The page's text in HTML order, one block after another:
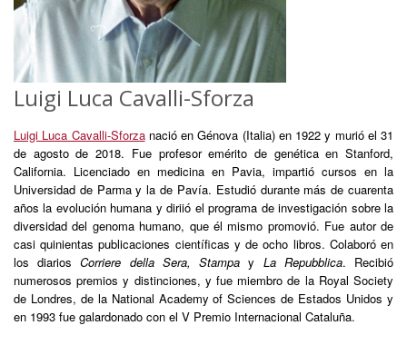
Luigi Luca Cavalli-Sforza
Luigi Luca Cavalli-Sforzanació en Génova (Italia) en 1922 y murió el 31
de agosto de 2018. Fue profesor emérito de genética en Stanford,
California. Licenciado en medicina en Pavia, impartió cursos en la
Universidad de Parma y la de Pavía. Estudió durante más de cuarenta
años la evolución humana y diriió el programa de investigación sobre la
diversidad del genoma humano, que él mismo promovió. Fue autor de
casi quinientas publicaciones científicas y de ocho libros. Colaboró en
los diariosCorriere della Sera, Stampa y La Repubblica. Recibió
numerosos premios y distinciones, y fue miembro de la Royal Society
de Londres, de la National Academy of Sciences de Estados Unidos y
en 1993 fue galardonado con el V Premio Internacional Cataluña.